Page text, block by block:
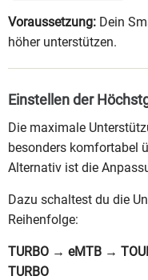
Voraussetzung: Dein
höher unterstützen.
Einstellen der
Die maximale
besonders komfortabel
Alternativ ist die
Dazu schaltest du die
Reihenfolge:
TURBO → eMTB →
TURBO